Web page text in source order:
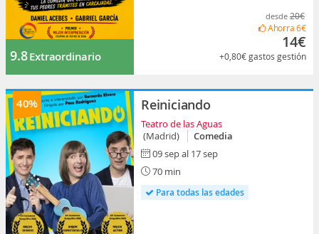
9.8Extraordinario
desde 20€
Ahorra6€
14€
+0,80€gastos gestión
40% Reiniciando
Teatro de las Aguas
(Madrid)
Comedia
09 sep al 17 sep
70 min
Para todas las edades